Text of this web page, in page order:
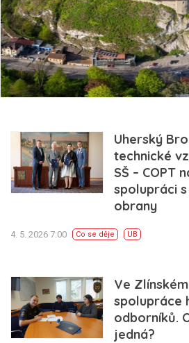
Uherský
technické
SŠ – COPT
spolupráci
obrany
4. 5. 2026 7:00 Co se děje UB
Ve
spolupráce
odborníků.
jedná?